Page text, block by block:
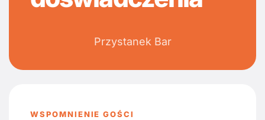
Przystanek Bar
WSPOMNIENIE GOŚCI